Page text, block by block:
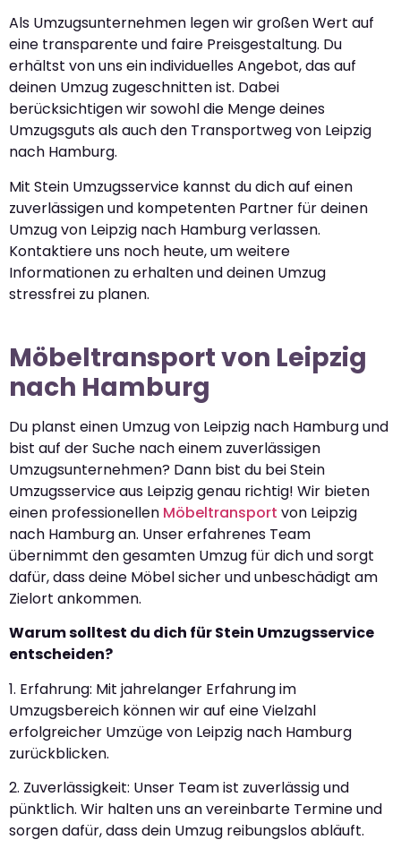
Als Umzugsunternehmen legen wir großen Wert auf
eine transparente und faire Preisgestaltung. Du
erhältst von uns ein individuelles Angebot, das auf
deinen Umzug zugeschnitten ist. Dabei
berücksichtigen wir sowohl die Menge deines
Umzugsguts als auch den Transportweg von Leipzig
nach Hamburg.
Mit Stein Umzugsservice kannst du dich auf einen
zuverlässigen und kompetenten Partner für deinen
Umzug von Leipzig nach Hamburg verlassen.
Kontaktiere uns noch heute, um weitere
Informationen zu erhalten und deinen Umzug
stressfrei zu planen.
Möbeltransport von Leipzig
nach Hamburg
Du planst einen Umzug von Leipzig nach Hamburg und
bist auf der Suche nach einem zuverlässigen
Umzugsunternehmen? Dann bist du bei Stein
Umzugsservice aus Leipzig genau richtig! Wir bieten
einen professionellen Möbeltransport von Leipzig
nach Hamburg an. Unser erfahrenes Team
übernimmt den gesamten Umzug für dich und sorgt
dafür, dass deine Möbel sicher und unbeschädigt am
Zielort ankommen.
Warum solltest du dich für Stein Umzugsservice
entscheiden?
1. Erfahrung: Mit jahrelanger Erfahrung im
Umzugsbereich können wir auf eine Vielzahl
erfolgreicher Umzüge von Leipzig nach Hamburg
zurückblicken.
2. Zuverlässigkeit: Unser Team ist zuverlässig und
pünktlich. Wir halten uns an vereinbarte Termine und
sorgen dafür, dass dein Umzug reibungslos abläuft.